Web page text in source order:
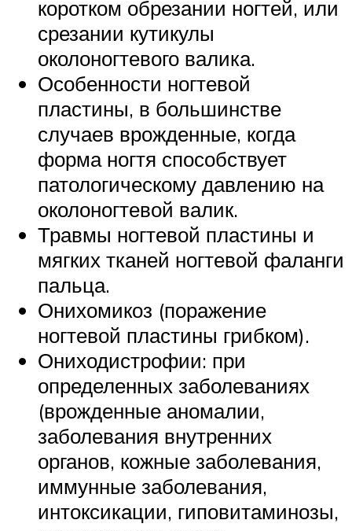
коротком обрезании ногтей, или
срезании кутикулы
околоногтевого валика.
Особенности ногтевой
пластины, в большинстве
случаев врожденные, когда
форма ногтя способствует
патологическому давлению на
околоногтевой валик.
Травмы ногтевой пластины и
мягких тканей ногтевой фаланги
пальца.
Онихомикоз (поражение
ногтевой пластины грибком).
Ониходистрофии: при
определенных заболеваниях
(врожденные аномалии,
заболевания внутренних
органов, кожные заболевания,
иммунные заболевания,
интоксикации, гиповитаминозы,